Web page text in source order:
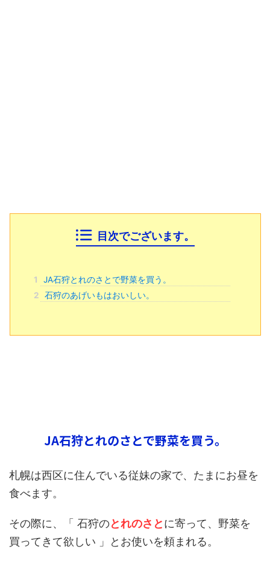
目次でございます。
1
JA石狩とれのさとで野菜を買う。
2
石狩のあげいもはおいしい。
JA石狩とれのさとで野菜を買う。
札幌は西区に住んでいる従妹の家で、たまにお昼を
食べます。
その際に、「 石狩のとれのさとに寄って、野菜を
買ってきて欲しい 」とお使いを頼まれる。